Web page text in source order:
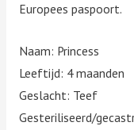
Europees paspoort.
Naam: Princess
Leeftijd: 4 maanden
Geslacht: Teef
Gesteriliseerd/